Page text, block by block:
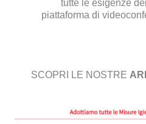
tutte le esigenze
piattaforma di
SCOPRI LE NOSTRE